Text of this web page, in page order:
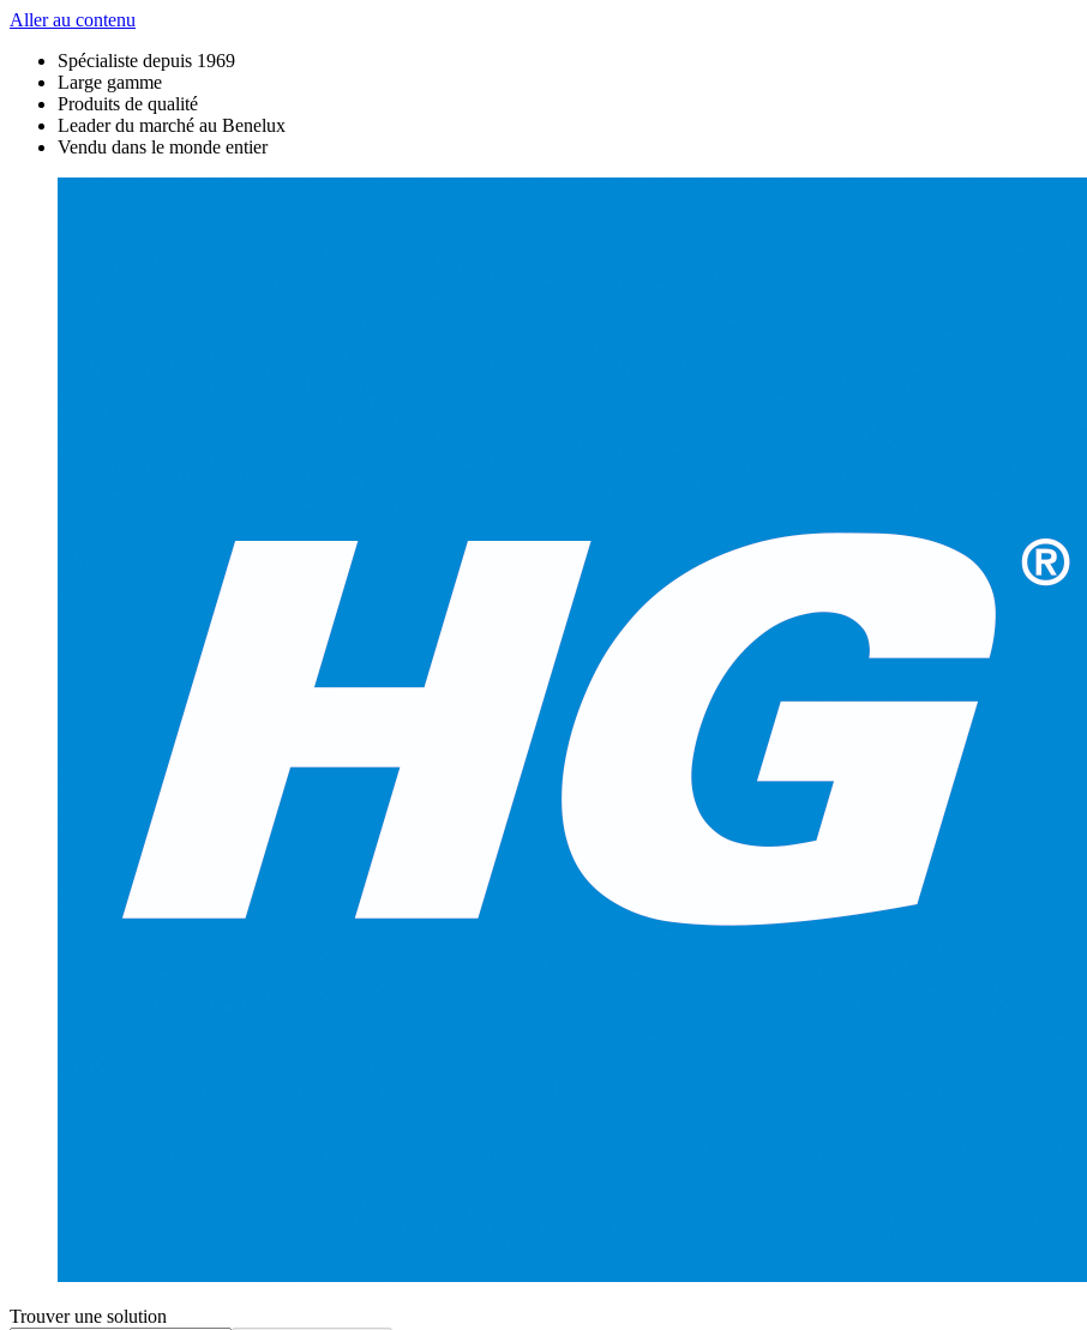
Aller au contenu
Spécialiste depuis 1969
Large gamme
Produits de qualité
Leader du marché au Benelux
Vendu dans le monde entier
Trouver une solution